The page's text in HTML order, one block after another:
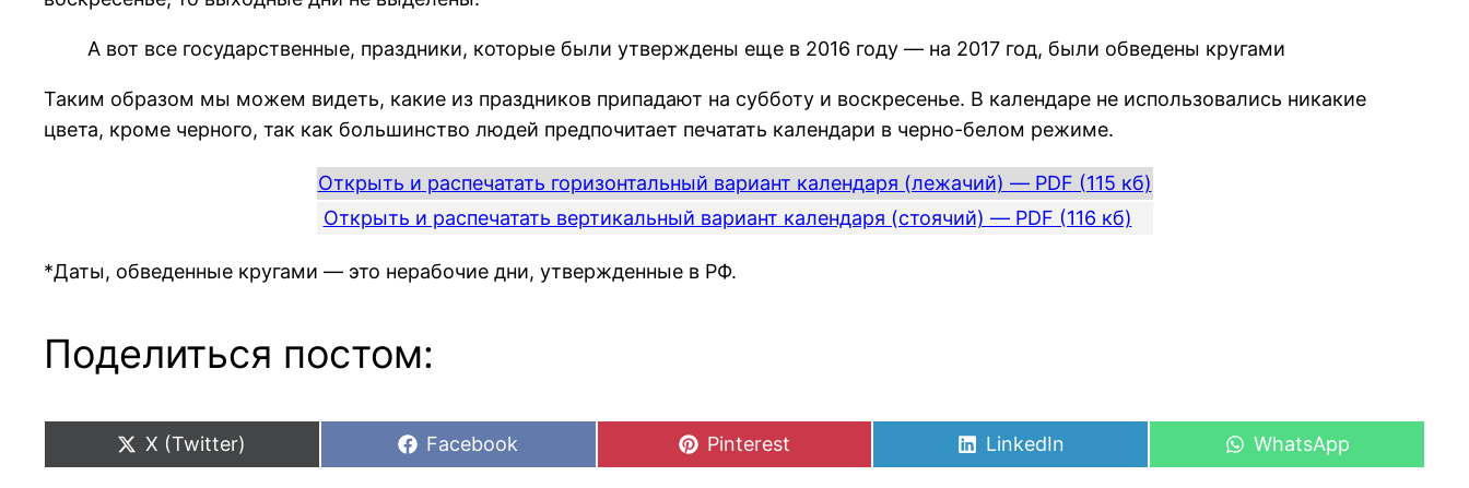
А вот все государственные, праздники, которые были утверждены еще в 2016 году — на 2017 год, были обведены кругами
Таким образом мы можем видеть, какие из праздников припадают на субботу и воскресенье. В календаре не использовались никакие
цвета, кроме черного, так как большинство людей предпочитает печатать календари в черно-белом режиме.
Открыть и распечатать горизонтальный вариант календаря (лежачий) — PDF (115 кб)
Открыть и распечатать вертикальный вариант календаря (стоячий) — PDF (116 кб)
*Даты, обведенные кругами — это нерабочие дни, утвержденные в РФ.
Поделиться постом:
Share
on
X (Twitter)
Share
on
Facebook
Share
on
Pinterest
Share
on
LinkedIn
Share
on
WhatsApp